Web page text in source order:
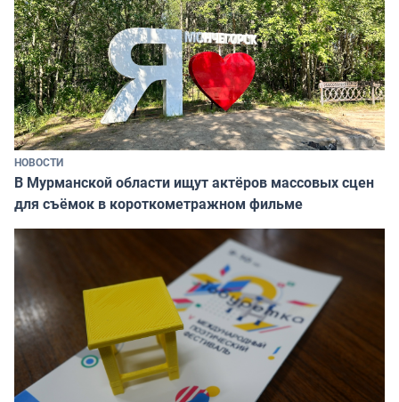
НОВОСТИ
В Мурманской области ищут актёров массовых сцен
для съёмок в короткометражном фильме